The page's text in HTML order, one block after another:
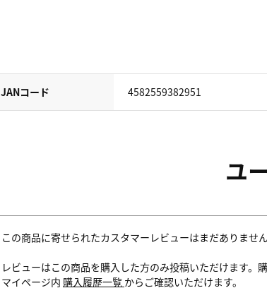
JANコード 4582559382951
ユ
この商品に寄せられたカスタマーレビューはまだありません
レビューはこの商品を購入した方のみ投稿いただけます。
マイページ内 購入履歴一覧 からご確認いただけます。